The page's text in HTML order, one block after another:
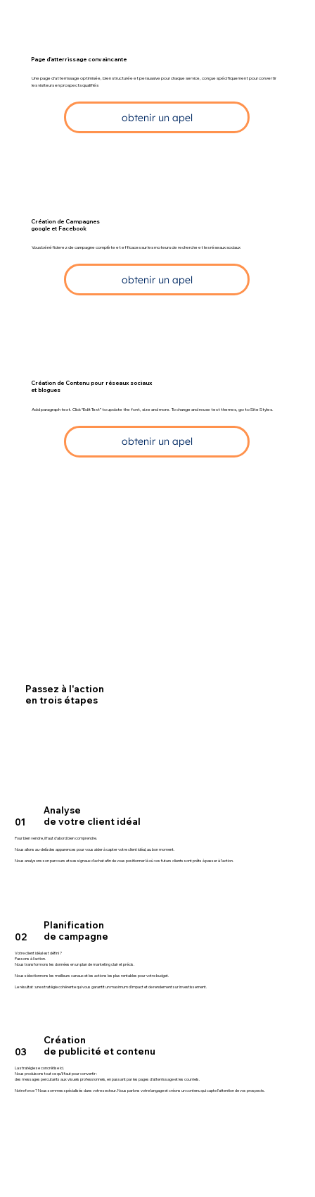
01
Analyse
de votre client idéal
Pour bien vendre, il faut d’abord bien comprendre.
Nous allons au-delà des apparences pour vous aider à capter votre client idéal, au bon moment.
Nous analysons son parcours et ses signaux d'achat afin de vous positionner là où vos futurs clients sont prêts à passer à l'action.
02
Planification
de campagne
Votre client idéal est défini ?
Passons à l'action.
Nous transformons les données en un plan de marketing clair et précis.
Nous sélectionnons les meilleurs canaux et les actions les plus rentables pour votre budget.
Le résultat : une stratégie cohérente qui vous garantit un maximum d'impact et de rendement sur investissement.
03
Création
de publicité et contenu
La stratégie se concrétise ici.
Nous produisons tout ce qu’il faut pour convertir :
des messages percutants aux visuels professionnels, en passant par les pages d'atterrissage et les courriels.
Notre force ? Nous sommes spécialisés dans votre secteur. Nous parlons votre langage et créons un contenu qui capte l’attention de vos prospects.
Passez à l'action
en trois étapes
Page d'atterrissage convaincante
Une page d’atterrissage optimisée, bien structurée et persuasive pour chaque service, conçue spécifiquement pour convertir
les visiteurs en prospects qualifiés
obtenir un apel
Création de Campagnes
google et Facebook
Vous bénéficierez de campagne complète et efficaces sur les moteurs de recherche et les réseaux sociaux
obtenir un apel
Création de Contenu pour réseaux sociaux
et blogues
Add paragraph text. Click “Edit Text” to update the font, size and more. To change and reuse text themes, go to Site Styles.
obtenir un apel